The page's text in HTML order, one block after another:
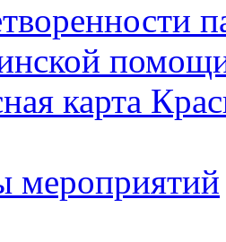
карта
мероприятий